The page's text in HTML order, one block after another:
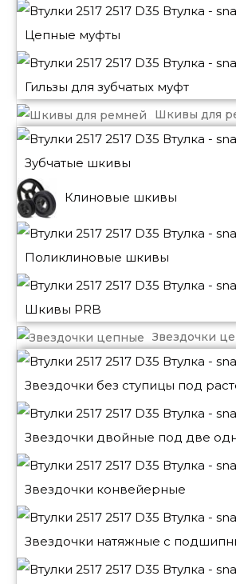
Цепные муфты
Гильзы для зубчатых муфт
Шкивы для
Зубчатые шкивы
Клиновые шкивы
Поликлиновые шкивы
Шкивы PRB
Звездочки
Звездочки без ступицы под
Звездочки двойные под две
Звездочки конвейерные
Звездочки натяжные с